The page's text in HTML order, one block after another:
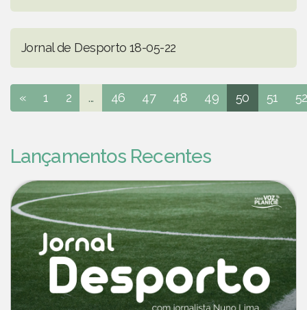
Jornal de Desporto 18-05-22
« 1 2 ... 46 47 48 49 50 51 52
Lançamentos Recentes